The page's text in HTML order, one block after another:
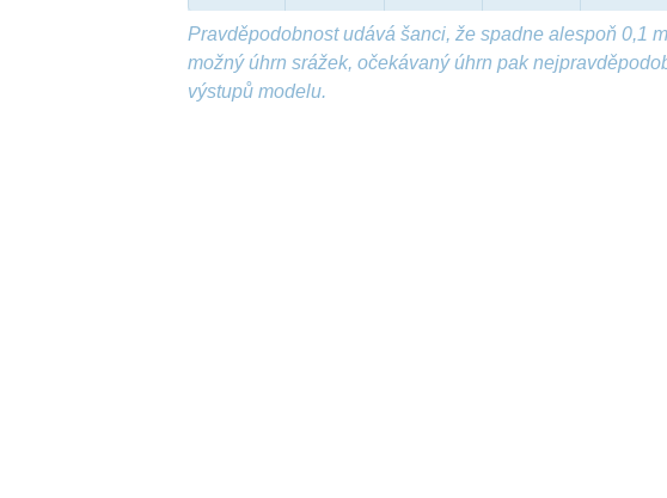
Pravděpodobnost udává šanci, že spadne alespoň 0,1
možný úhrn srážek, očekávaný úhrn pak
výstupů modelu.